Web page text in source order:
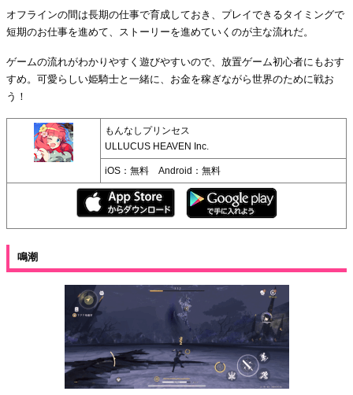
オフラインの間は長期の仕事で育成しておき、プレイできるタイミングで
短期のお仕事を進めて、ストーリーを進めていくのが主な流れだ。
ゲームの流れがわかりやすく遊びやすいので、放置ゲーム初心者にもおす
すめ。可愛らしい姫騎士と一緒に、お金を稼ぎながら世界のために戦お
う！
もんなしプリンセス
ULLUCUS HEAVEN Inc.
iOS：無料 Android：無料
鳴潮